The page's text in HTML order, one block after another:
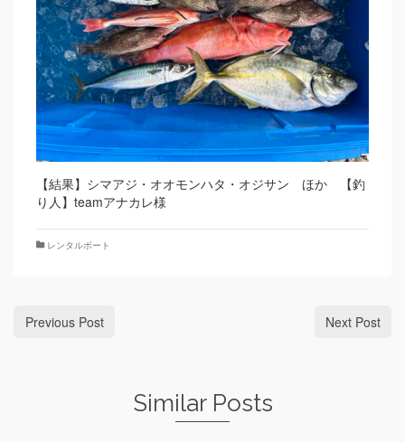
【結果】シマアジ・オオモンハタ・オジサン ほか 【釣
り人】teamアナカレ様
レンタルボート
Previous Post Next Post
Similar Posts